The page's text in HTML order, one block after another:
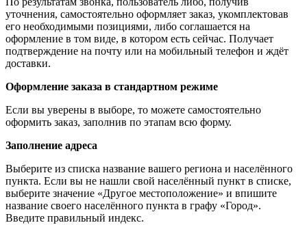
уточнения, самостоятельно оформляет заказ, укомплектовав
его необходимыми позициями, либо соглашается на
оформление в том виде, в котором есть сейчас. Получает
подтверждение на почту или на мобильный телефон и ждёт
доставки.
Оформление заказа в стандартном режиме
Если вы уверены в выборе, то можете самостоятельно
оформить заказ, заполнив по этапам всю форму.
Заполнение адреса
Выберите из списка название вашего региона и населённого
пункта. Если вы не нашли свой населённый пункт в списке,
выберите значение «Другое местоположение» и впишите
название своего населённого пункта в графу «Город».
Введите правильный индекс.